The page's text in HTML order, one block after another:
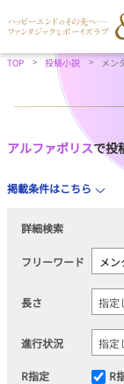
TOP 投稿小説 メン
アルファポリスで投
掲載条件はこちら
詳細検索
フリーワード
長さ
進行状況
R指定 R